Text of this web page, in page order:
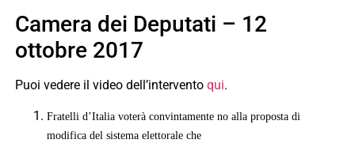
Camera dei Deputati – 12
ottobre 2017
Puoi vedere il video dell’intervento qui.
Fratelli d’Italia voterà convintamente no alla proposta di
modifica del sistema elettorale che